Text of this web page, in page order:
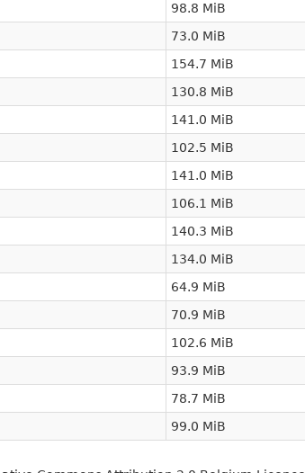
98.8 MiB
73.0 MiB
154.7 MiB
130.8 MiB
141.0 MiB
102.5 MiB
141.0 MiB
106.1 MiB
140.3 MiB
134.0 MiB
64.9 MiB
70.9 MiB
102.6 MiB
93.9 MiB
78.7 MiB
99.0 MiB